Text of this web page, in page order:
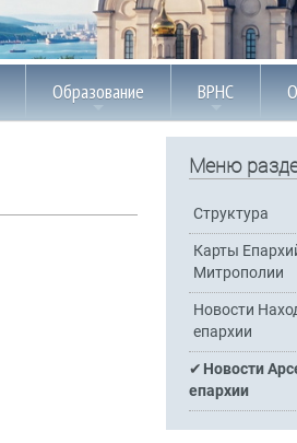
Образование ВРНС
Меню
Структура
Карты
Митрополии
Новости
епархии
Новости
епархии